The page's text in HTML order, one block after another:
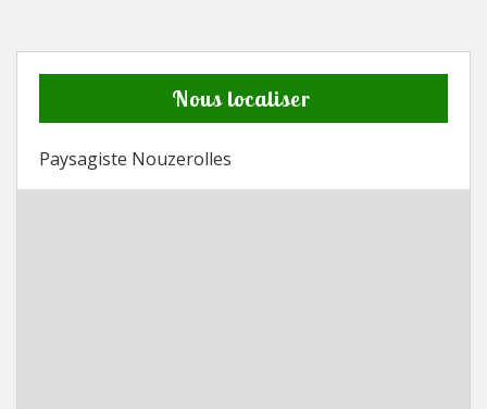
Nous localiser
Paysagiste Nouzerolles